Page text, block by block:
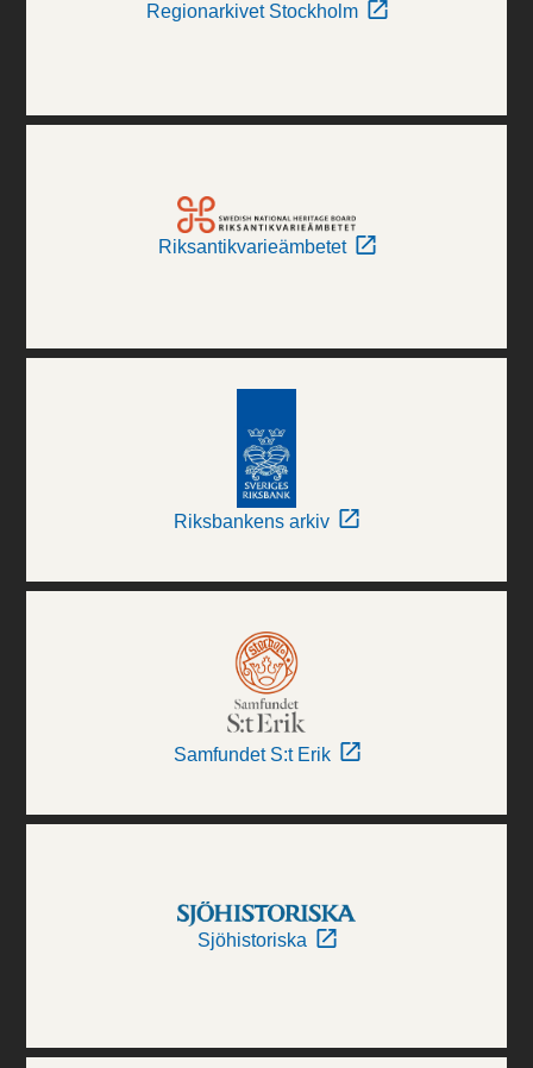
Regionarkivet Stockholm
Riksantikvarieämbetet
Riksbankens arkiv
Samfundet S:t Erik
Sjöhistoriska